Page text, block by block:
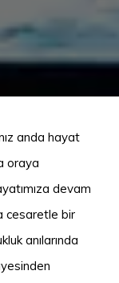
anda hayat
oraya
devam
cesaretle bir
anılarında